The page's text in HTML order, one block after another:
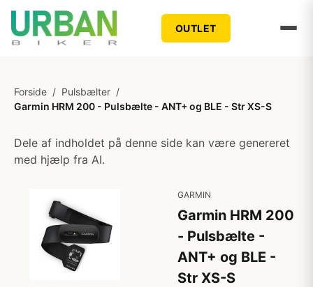
OUTLET
Forside / Pulsbælter /
Garmin HRM 200 - Pulsbælte - ANT+ og BLE - Str XS-S
Dele af indholdet på denne side kan være genereret
med hjælp fra AI.
GARMIN
Garmin HRM 200
- Pulsbælte -
ANT+ og BLE -
Str XS-S